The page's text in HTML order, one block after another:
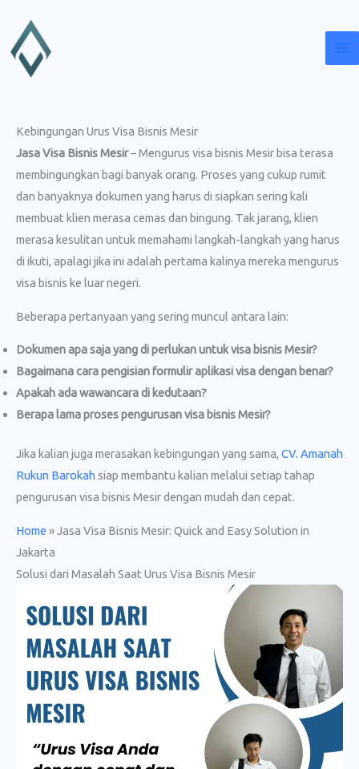
konten
Kebingungan Urus Visa Bisnis Mesir
Jasa Visa Bisnis Mesir– Mengurus visa bisnis Mesir bisa terasa
membingungkan bagi banyak orang. Proses yang cukup rumit
dan banyaknya dokumen yang harus di siapkan sering kali
membuat klien merasa cemas dan bingung. Tak jarang, klien
merasa kesulitan untuk memahami langkah-langkah yang harus
di ikuti, apalagi jika ini adalah pertama kalinya mereka mengurus
visa bisnis ke luar negeri.
Beberapa pertanyaan yang sering muncul antara lain:
Dokumen apa saja yang di perlukan untuk visa bisnis Mesir?
Bagaimana cara pengisian formulir aplikasi visa dengan benar?
Apakah ada wawancara di kedutaan?
Berapa lama proses pengurusan visa bisnis Mesir?
Jika kalian juga merasakan kebingungan yang sama, CV. Amanah
Rukun Barokah siap membantu kalian melalui setiap tahap
pengurusan visa bisnis Mesir dengan mudah dan cepat.
Home »Jasa Visa Bisnis Mesir: Quick and Easy Solution in
Jakarta
Solusi dari Masalah Saat Urus Visa Bisnis Mesir